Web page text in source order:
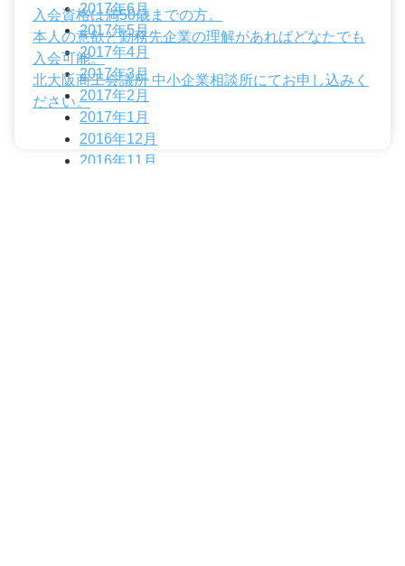
2017年6月
2017年5月
2017年4月
2017年3月
2017年2月
2017年1月
2016年12月
2016年11月
入会資格は満50歳までの方。
本人の意欲と勤務先企業の理解があればどなたでも
入会可能。
北大阪商工会議所 中小企業相談所にてお申し込みく
ださい。